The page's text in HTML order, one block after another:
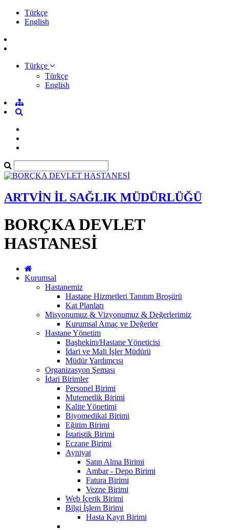
Türkçe
English
Türkçe
Türkçe
English
ARTVİN İL SAĞLIK MÜDÜRLÜĞÜ
BORÇKA DEVLET
HASTANESİ
Kurumsal
Hastanemiz
Hastane Hizmetleri Tanıtım Broşürü
Kat Planları
Misyonumuz & Vizyonumuz & Değerlerimiz
Kurumsal Amaç ve Değerler
Hastane Yönetim
Başhekim/Hastane Yöneticisi
İdari ve Mali İşler Müdürü
Müdür Yardımcısı
Organizasyon Şeması
İdari Birimler
Personel Birimi
Mutemetlik Birimi
Kalite Yönetimi
Biyomedikal Birimi
Eğitim Birimi
İstatistik Birimi
Eczane Birimi
Ayniyat
Satın Alma Birimi
Ambar - Depo Birimi
Fatura Birimi
Vezne Birimi
Web İçerik Birimi
Bilgi İşlem Birimi
Hasta Kayıt Birimi